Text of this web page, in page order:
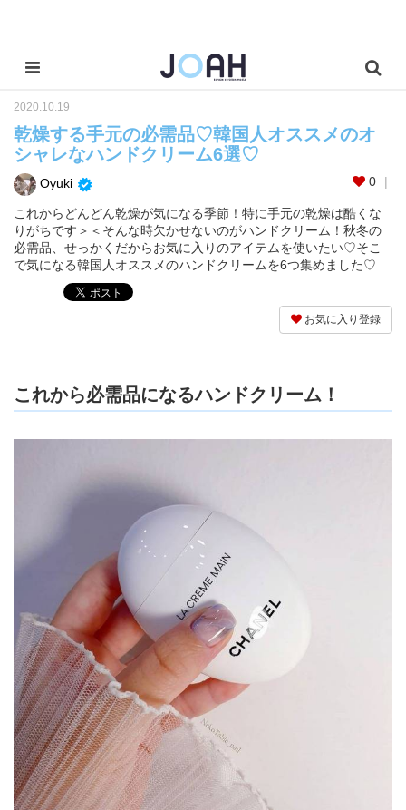
2020.10.19
乾燥する手元の必需品♡韓国人オススメのオ
シャレなハンドクリーム6選♡
Oyuki 0
これからどんどん乾燥が気になる季節！特に手元の乾燥は酷くな
りがちです＞＜そんな時欠かせないのがハンドクリーム！秋冬の
必需品、せっかくだからお気に入りのアイテムを使いたい♡そこ
で気になる韓国人オススメのハンドクリームを6つ集めました♡
お気に入り登録
これから必需品になるハンドクリーム！